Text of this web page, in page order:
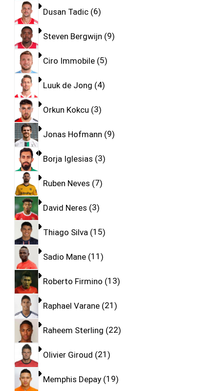
Dusan Tadic 6
Steven Bergwijn 9
Ciro Immobile 5
Luuk de Jong 4
Orkun Kokcu 3
Jonas Hofmann 9
Borja Iglesias 3
Ruben Neves 7
David Neres 3
Thiago Silva 15
Sadio Mane 11
Roberto Firmino 13
Raphael Varane 21
Raheem Sterling 22
Olivier Giroud 21
Memphis Depay 19